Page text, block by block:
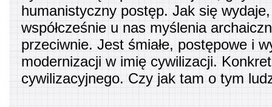
humanistyczny postęp. Jak się
współcześnie u nas myślenia
przeciwnie. Jest śmiałe, postępowe i
modernizacji w imię cywilizacji.
cywilizacyjnego. Czy jak tam o tym